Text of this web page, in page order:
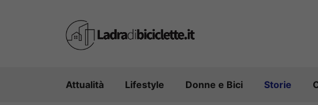
Attualità Lifestyle Donne e Bici Storie